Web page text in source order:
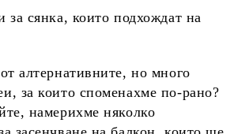
за сянка, които подхождат на
алтернативните, но много
за които споменахме по-рано?
намерихме няколко